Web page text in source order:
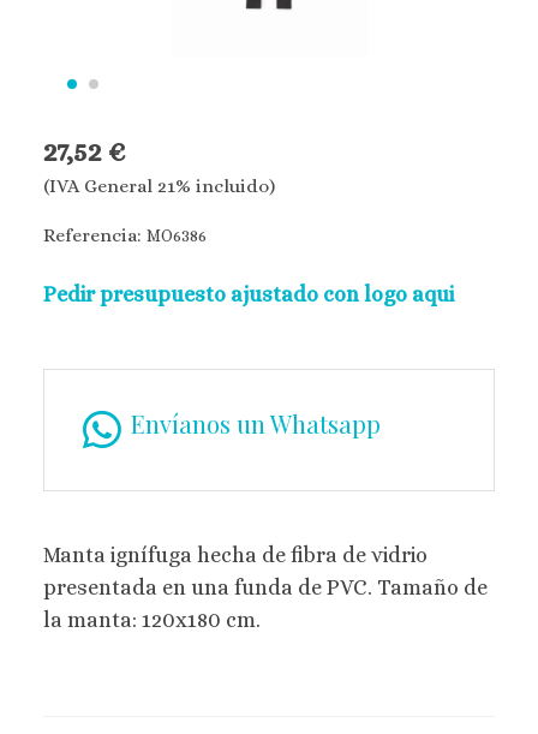
27,52 €
(IVA General 21% incluido)
Referencia: MO6386
Pedir presupuesto ajustado con logo aqui
Envíanos un Whatsapp
Manta ignífuga hecha de fibra de vidrio
presentada en una funda de PVC. Tamaño de
la manta: 120x180 cm.